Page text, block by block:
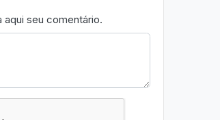
aqui seu comentário.